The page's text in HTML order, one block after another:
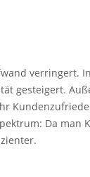
verringert.
gesteigert.
Da man